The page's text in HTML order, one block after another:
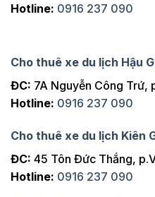
Hotline: 0916 237 090
Cho thuê xe du lịch Hậu
ĐC: 7A Nguyễn Công Trứ,
Hotline: 0916 237 090
Cho thuê xe du lịch Kiên
ĐC: 45 Tôn Đức Thắng,
Hotline: 0916 237 090